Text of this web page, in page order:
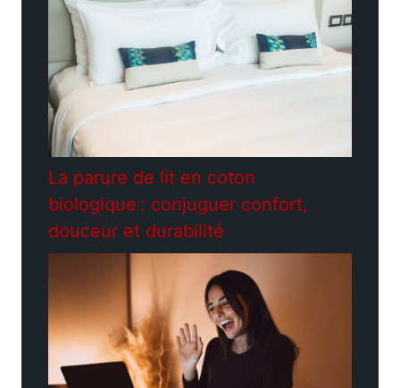
La parure de lit en coton
biologique : conjuguer confort,
douceur et durabilité